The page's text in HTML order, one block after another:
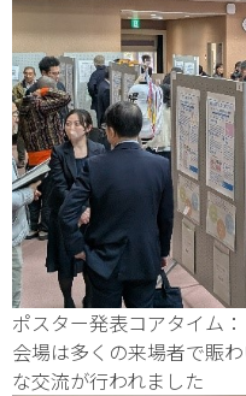
ポスター発表コアタイム：
会場は多くの来場者で賑
な交流が行われました